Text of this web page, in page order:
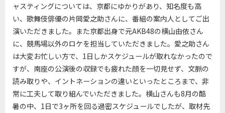
ャスティングについては、京都にゆかりがあり、知名度も高
い、歌舞伎俳優の片岡愛之助さんに、番組の案内人としてご出
演いただきました。また京都出身で元AKB48の横山由依さん
に、競馬場以外のロケを担当していただきました。愛之助さん
は大変お忙しい方で、1日しかスケジュールが取れなかったので
すが、南座の公演後の収録でも疲れた顔を一切見せず、文脈の
読み取りや、イントネーションの違いといったところまで、非
常に工夫して取り組んでいただきました。横山さんも8月の酷
暑の中、1日で3ヶ所を回る過密スケジュールでしたが、取材先